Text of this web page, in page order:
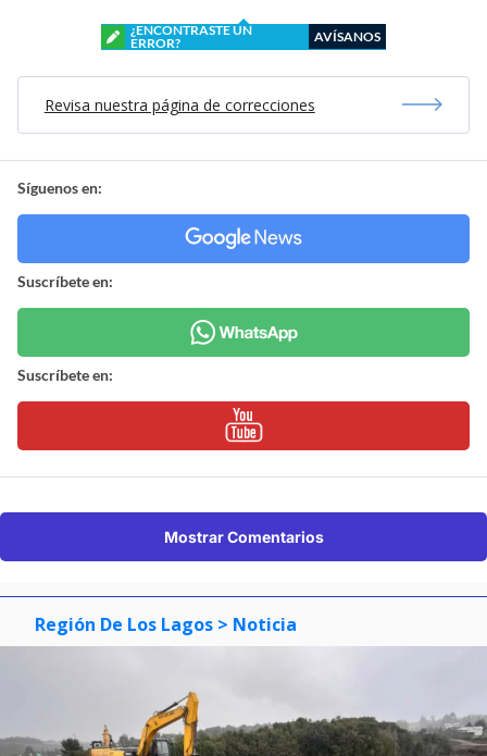
¿ENCONTRASTE UN
ERROR?
AVÍSANOS
Revisa nuestra página de correcciones
Síguenos en:
Suscríbete en:
Suscríbete en:
Mostrar Comentarios
Región De Los Lagos > Noticia